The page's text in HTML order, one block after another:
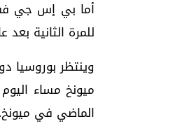
للمرة الثانية بعد عام
الماضي في ميونخ.